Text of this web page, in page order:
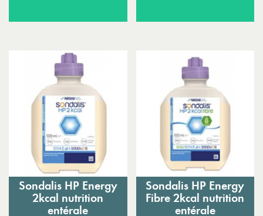
Sondalis HP Energy
2kcal nutrition
entérale
Sondalis HP Energy
Fibre 2kcal nutrition
entérale